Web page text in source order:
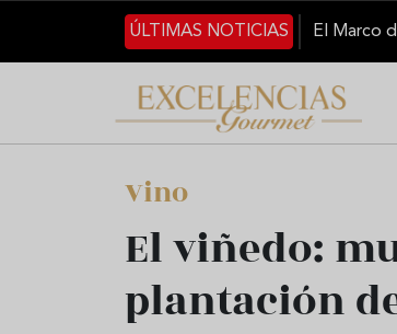
Pasar al contenido principal
ÚLTIMAS NOTICIAS
Vino
El viñedo:
plantación